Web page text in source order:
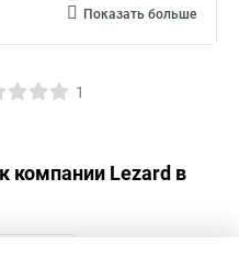
Показать больше
1
компании Lezard в